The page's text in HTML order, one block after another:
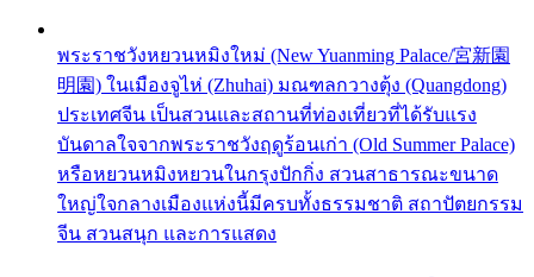
พระราชวังหยวนหมิงใหม่ (New Yuanming Palace/宮新園
明園) ในเมืองจูไห่ (Zhuhai) มณฑลกวางตุ้ง (Quangdong)
ประเทศจีน เป็นสวนและสถานที่ท่องเที่ยวที่ได้รับแรง
บันดาลใจจากพระราชวังฤดูร้อนเก่า (Old Summer Palace)
หรือหยวนหมิงหยวนในกรุงปักกิ่ง สวนสาธารณะขนาด
ใหญ่ใจกลางเมืองแห่งนี้มีครบทั้งธรรมชาติ สถาปัตยกรรม
จีน สวนสนุก และการแสดง